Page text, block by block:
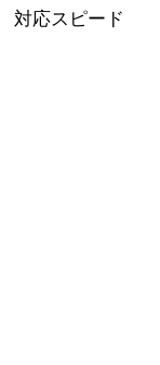
対応スピード